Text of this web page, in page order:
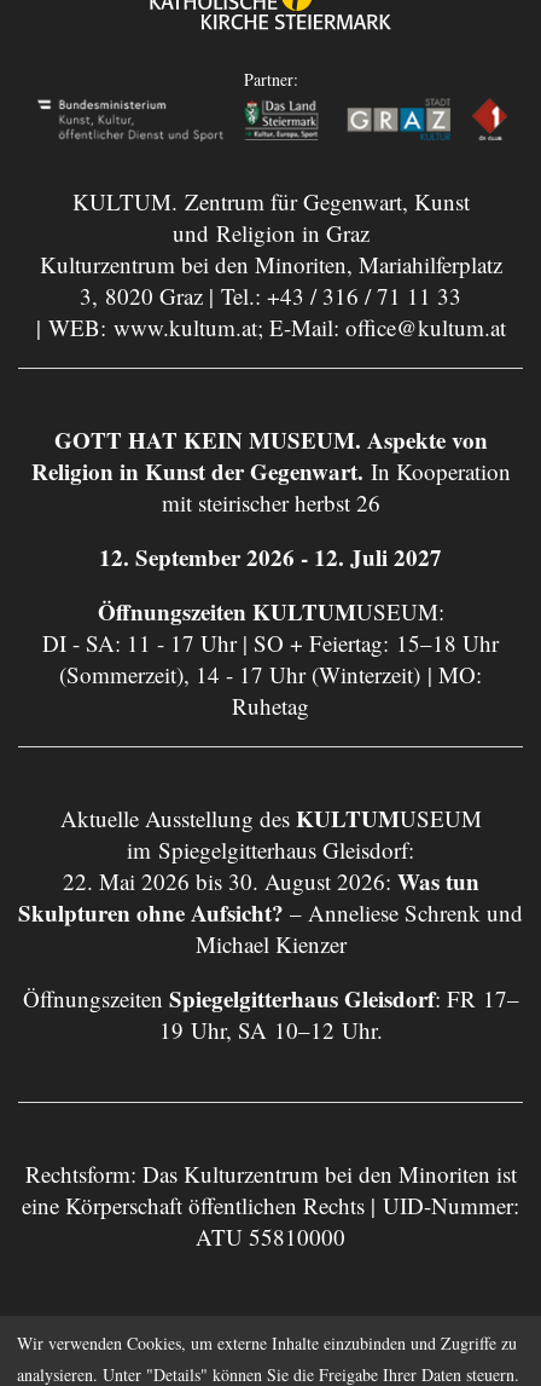
Partner:
KULTUM. Zentrum für Gegenwart, Kunst
und Religion in Graz
Kulturzentrum bei den Minoriten, Mariahilferplatz
3, 8020 Graz | Tel.: +43 / 316 / 71 11 33
| WEB: www.kultum.at; E-Mail: office@kultum.at
GOTT HAT KEIN MUSEUM. Aspekte von
Religion in Kunst der Gegenwart. In Kooperation
mit steirischer herbst 26
12. September 2026 - 12. Juli 2027
Öffnungszeiten KULTUMUSEUM:
DI - SA: 11 - 17 Uhr | SO + Feiertag: 15–18 Uhr
(Sommerzeit), 14 - 17 Uhr (Winterzeit) | MO:
Ruhetag
Aktuelle Ausstellung des KULTUMUSEUM
im Spiegelgitterhaus Gleisdorf:
22. Mai 2026 bis 30. August 2026: Was tun
Skulpturen ohne Aufsicht? – Anneliese Schrenk und
Michael Kienzer
Öffnungszeiten Spiegelgitterhaus Gleisdorf: FR 17–
19 Uhr, SA 10–12 Uhr.
Rechtsform: Das Kulturzentrum bei den Minoriten ist
eine Körperschaft öffentlichen Rechts | UID-Nummer:
ATU 55810000
Impressum Datenschutz
Wir verwenden Cookies, um externe Inhalte einzubinden und Zugriffe zu
analysieren. Unter "Details" können Sie die Freigabe Ihrer Daten steuern.